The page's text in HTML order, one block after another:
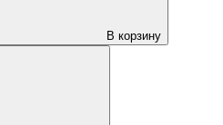
В корзину